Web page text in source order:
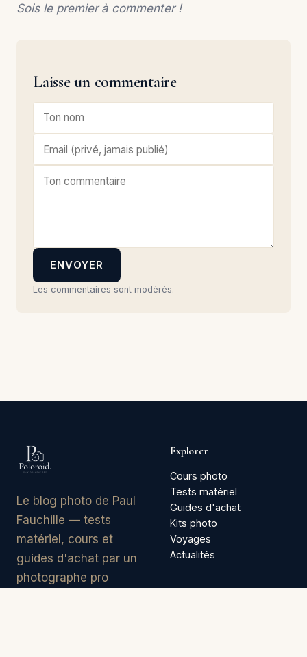
Sois le premier à commenter !
Laisse un commentaire
ENVOYER
Les commentaires sont modérés.
Le blog photo de Paul
Fauchille — tests
matériel, cours et
guides d'achat par un
photographe pro
Explorer
Cours photo
Tests matériel
Guides d'achat
Kits photo
Voyages
Actualités